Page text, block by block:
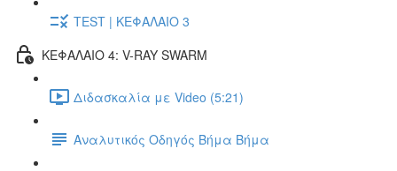
TEST | ΚΕΦΑΛΑΙΟ 3
ΚΕΦΑΛΑΙΟ 4: V-RAY SWARM
Διδασκαλία με Video (5:21)
Αναλυτικός Οδηγός Βήμα Βήμα